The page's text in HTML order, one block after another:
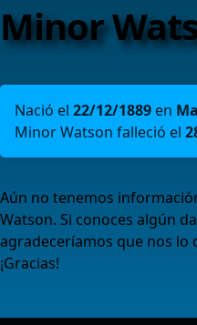
Minor
Nació el 22/12/1889 en
Minor Watson falleció el
Aún no tenemos
Watson. Si conoces algún
agradeceríamos que nos lo
¡Gracias!